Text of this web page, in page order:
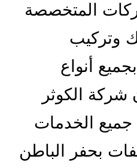
المتخصصة
وتركيب
أنواع
شركة الكوثر
الخدمات
بحفر الباطن